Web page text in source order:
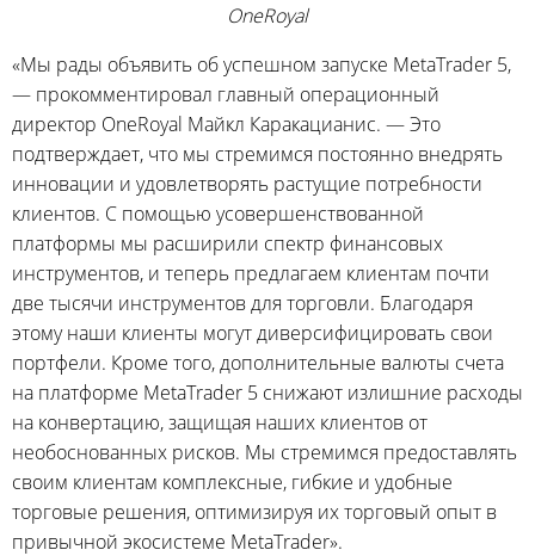
OneRoyal
«Мы рады объявить об успешном запуске MetaTrader 5,
— прокомментировал главный операционный
директор OneRoyal Майкл Каракацианис. — Это
подтверждает, что мы стремимся постоянно внедрять
инновации и удовлетворять растущие потребности
клиентов. С помощью усовершенствованной
платформы мы расширили спектр финансовых
инструментов, и теперь предлагаем клиентам почти
две тысячи инструментов для торговли. Благодаря
этому наши клиенты могут диверсифицировать свои
портфели. Кроме того, дополнительные валюты счета
на платформе MetaTrader 5 снижают излишние расходы
на конвертацию, защищая наших клиентов от
необоснованных рисков. Мы стремимся предоставлять
своим клиентам комплексные, гибкие и удобные
торговые решения, оптимизируя их торговый опыт в
привычной экосистеме MetaTrader».